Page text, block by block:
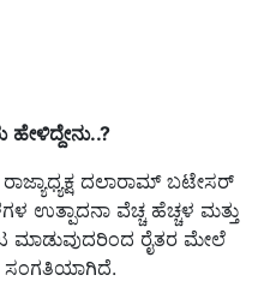
ಹೇಳಿದ್ದೇನು..?
ದಲಾರಾಮ್ ಬಟೇಸರ್
ಉತ್ಪಾದನಾ ವೆಚ್ಚ ಹೆಚ್ಚಳ ಮತ್ತು
ಮಾಡುವುದರಿಂದ ರೈತರ ಮೇಲೆ
ಸಂಗತಿಯಾಗಿದೆ.